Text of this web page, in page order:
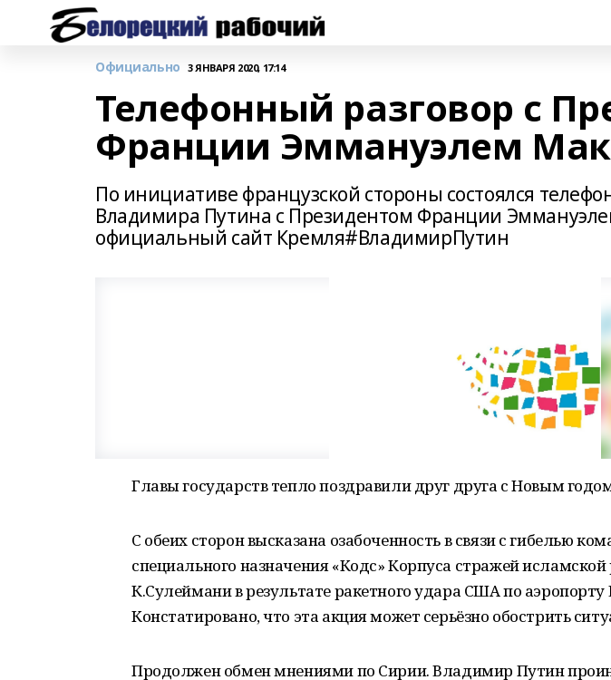
Официально 3 ЯНВАРЯ 2020, 17:14
Телефонный разговор с
Франции Эммануэлем
По инициативе французской стороны состоялся
Владимира Путина с Президентом Франции
официальный сайт Кремля#ВладимирПутин
Главы государств тепло поздравили друг друга с Новым
С обеих сторон высказана озабоченность в связи с гибелью
специального назначения «Кодс» Корпуса стражей
К.Сулеймани в результате ракетного удара США по аэропорту
Констатировано, что эта акция может серьёзно обострить
Продолжен обмен мнениями по Сирии. Владимир Путин